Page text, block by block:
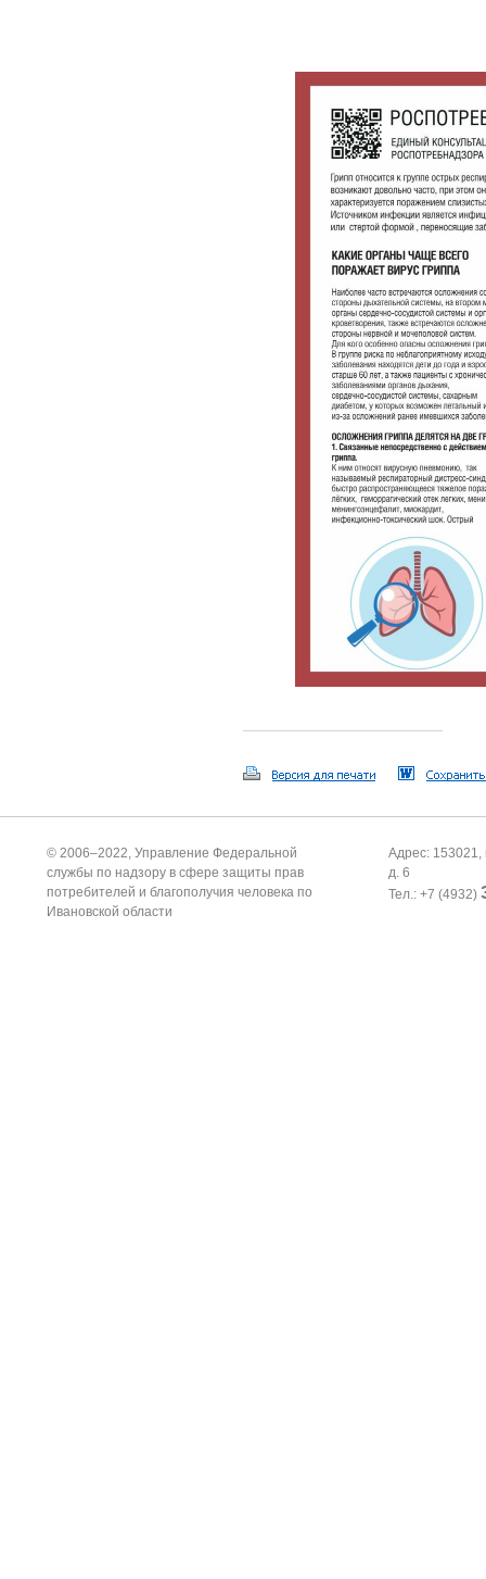
© 2006–2022, Управление Федеральной
службы по надзору в сфере защиты прав
потребителей и благополучия человека по
Ивановской области
Адрес: 153021,
д. 6
Тел.: +7 (4932)